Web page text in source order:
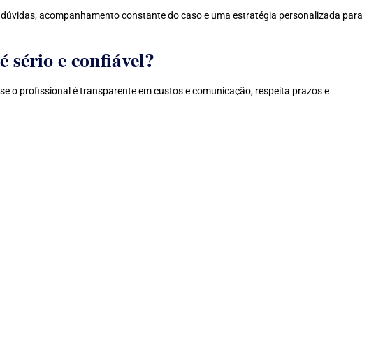
acompanhamento constante do caso e uma estratégia personalizada para
sério e confiável?
o profissional é transparente em custos e comunicação, respeita prazos e